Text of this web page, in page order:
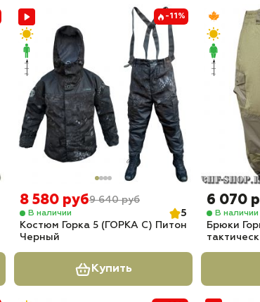
-11%
8 580 руб9 640 руб
В наличии
5
Костюм Горка 5 (ГОРКА С) Питон
Черный
Купить
6 070
В наличии
Брюки